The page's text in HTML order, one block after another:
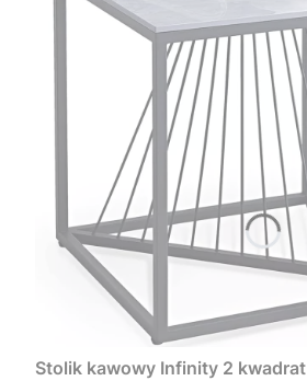
Stolik kawowy Infinity 2 kwadrat